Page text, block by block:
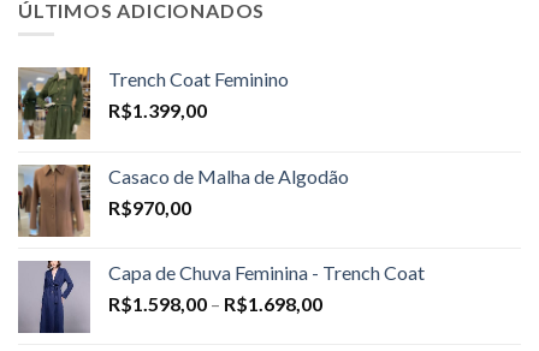
ÚLTIMOS ADICIONADOS
Trench Coat Feminino
R$1.399,00
Casaco de Malha de Algodão
R$970,00
Capa de Chuva Feminina - Trench Coat
R$1.598,00 – R$1.698,00Price